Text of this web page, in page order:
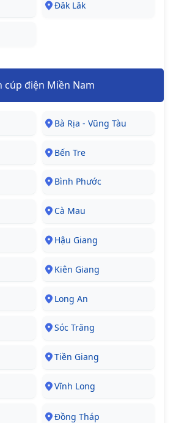
Đăk Lăk
cúp điện Miền Nam
Bà Rịa - Vũng Tàu
Bến Tre
Bình Phước
Cà Mau
Hậu Giang
Kiên Giang
Long An
Sóc Trăng
Tiền Giang
Vĩnh Long
Đồng Tháp